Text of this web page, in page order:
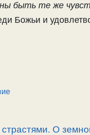
быть те же
Божьи и
О